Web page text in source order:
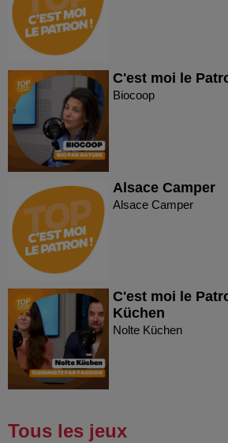
C'est moi le
Biocoop
Alsace Camper
Alsace Camper
C'est moi le
Küchen
Nolte Küchen
Tous les jeux